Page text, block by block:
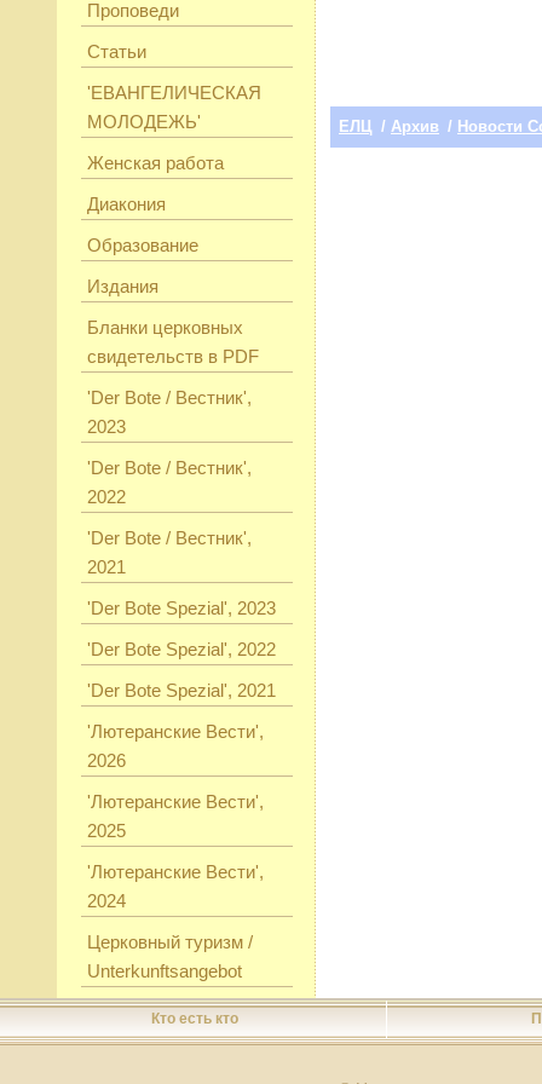
Проповеди
Статьи
'ЕВАНГЕЛИЧЕСКАЯ
МОЛОДЕЖЬ'
Женская работа
Диакония
Образование
Издания
Бланки церковных
свидетельств в PDF
'Der Bote / Вестник',
2023
'Der Bote / Вестник',
2022
'Der Bote / Вестник',
2021
'Der Bote Spezial', 2023
'Der Bote Spezial', 2022
'Der Bote Spezial', 2021
'Лютеранские Вести',
2026
'Лютеранские Вести',
2025
'Лютеранские Вести',
2024
Церковный туризм /
Unterkunftsangebot
ЕЛЦ / Архив / Новости
Кто есть кто